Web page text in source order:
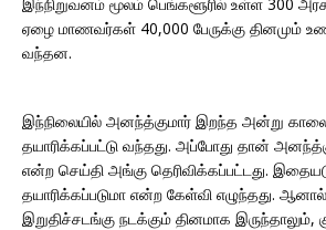
ஏழை மாணவர்கள் 40,000 பேருக்கு தினமும்
வந்தன.
இந்நிலையில் அனந்த்குமார் இறந்த அன்று
தயாரிக்கப்பட்டு வந்தது. அப்போது தான்
என்ற செய்தி அங்கு தெரிவிக்கப்பட்டது.
தயாரிக்கப்படுமா என்ற கேள்வி எழுந்தது.
இறுதிச்சடங்கு நடக்கும் தினமாக இருந்தாலும்,